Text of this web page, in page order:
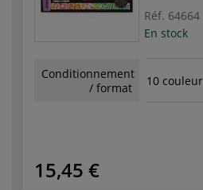
Réf. 64664
En stock
Conditionnement
/ format
10
15,45 €